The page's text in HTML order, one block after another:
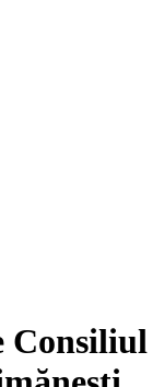
Consiliul